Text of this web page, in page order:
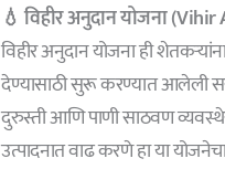
💧 विहीर अनुदान योजना
विहीर अनुदान योजना ही
देण्यासाठी सुरू करण्यात आलेली
दुरुस्ती आणि पाणी साठवण
उत्पादनात वाढ करणे हा या